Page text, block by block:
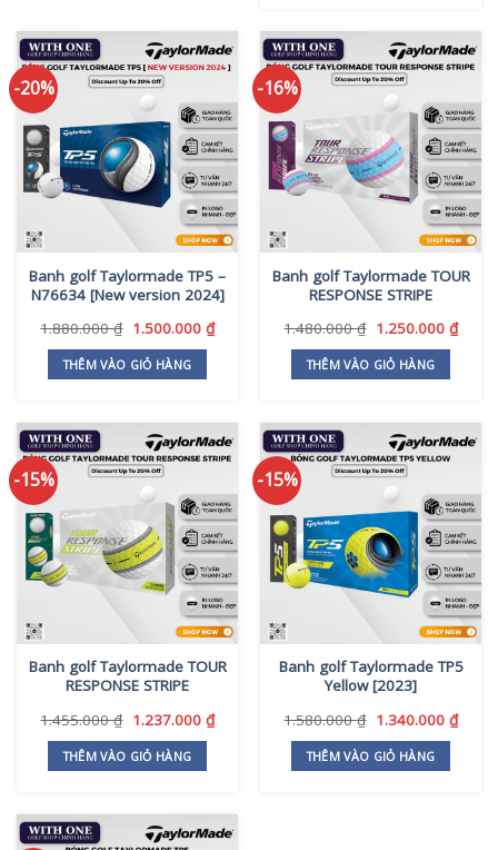
-20%
Banh golf Taylormade TP5 –
N76634 [New version 2024]
1.880.000₫ Giá
gốc
là:
1.880.000 ₫.
1.500.000 ₫Giá
THÊM VÀO GIỎ HÀNG
-16%
Banh golf Taylormade TOUR
RESPONSE STRIPE
1.480.000₫ Giá
gốc
là:
1.480.000 ₫.
1.250.000 ₫Giá
THÊM VÀO GIỎ HÀNG
-15%
Banh golf Taylormade TOUR
RESPONSE STRIPE
1.455.000₫ Giá
là:
1.455.000 ₫.
1.237.000 ₫Giá
THÊM VÀO GIỎ HÀNG
-15%
Banh golf Taylormade TP5
Yellow [2023]
1.580.000₫ Giá
là:
1.580.000 ₫.
1.340.000 ₫Giá
THÊM VÀO GIỎ HÀNG